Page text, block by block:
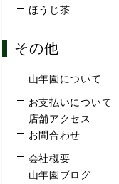
ほうじ茶
その他
山年園について
お支払いについて
店舗アクセス
お問合わせ
会社概要
山年園ブログ